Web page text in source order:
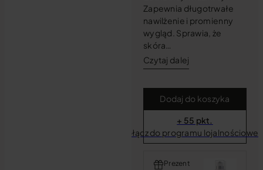
Zapewnia długotrwałe
nawilżenie i promienny
wygląd. Sprawia, że
skóra…
Czytaj dalej
Dodaj do koszyka
+ 55 pkt.
Dołącz do programu
Prezent